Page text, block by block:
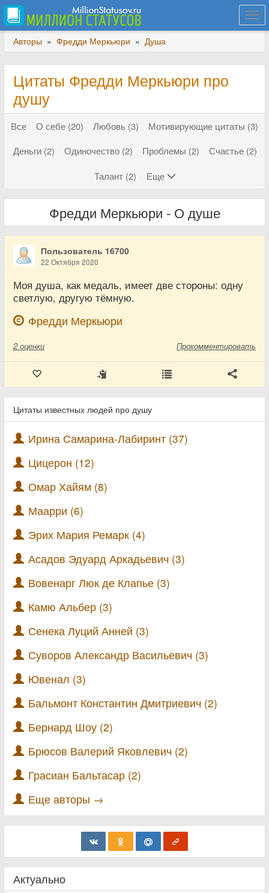
Авторы » Фредди Меркьюри » Душа
Цитаты Фредди Меркьюри про
душу
Все О себе (20) Любовь (3)
Мотивирующие цитаты (3)
Деньги (2)
Одиночество (2) Проблемы (2)
Счастье (2)
Талант (2)
Еще
Фредди Меркьюри - О душе
Пользователь 16700
22 Октября 2020
Моя душа, как медаль, имеет две стороны: одну
светлую, другую тёмную.
Фредди Меркьюри
2 оценки Прокомментировать
Цитаты известных людей про душу
Ирина Самарина-Лабиринт (37)
Цицерон (12)
Омар Хайям (8)
Маарри (6)
Эрих Мария Ремарк (4)
Асадов Эдуард Аркадьевич (3)
Вовенарг Люк де Клапье (3)
Камю Альбер (3)
Сенека Луций Анней (3)
Суворов Александр Васильевич (3)
Ювенал (3)
Бальмонт Константин Дмитриевич (2)
Бернард Шоу (2)
Брюсов Валерий Яковлевич (2)
Грасиан Бальтасар (2)
Еще авторы →
Актуально